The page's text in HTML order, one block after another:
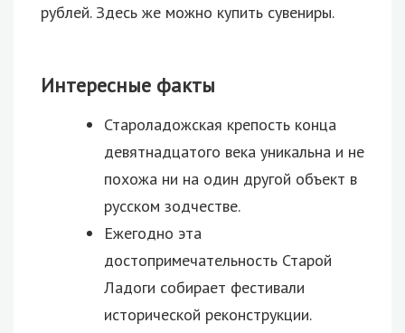
рублей. Здесь же можно купить сувениры.
Интересные факты
Староладожская крепость конца
девятнадцатого века уникальна и не
похожа ни на один другой объект в
русском зодчестве.
Ежегодно эта
достопримечательность Старой
Ладоги собирает фестивали
исторической реконструкции.